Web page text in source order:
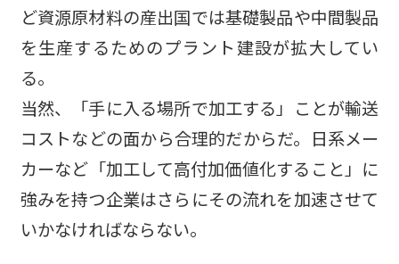
ど資源原材料の産出国では基礎製品や中間製品
を生産するためのプラント建設が拡大してい
る。
当然、「手に入る場所で加工する」ことが輸送
コストなどの面から合理的だからだ。日系メー
カーなど「加工して高付加価値化すること」に
強みを持つ企業はさらにその流れを加速させて
いかなければならない。